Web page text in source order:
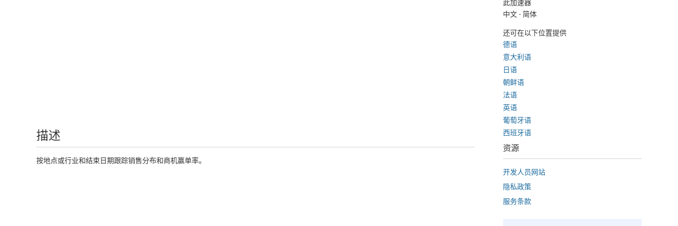
描述
按地点或行业和结束日期跟踪销售分布和商机赢单率。
此加速器
中文 - 简体
还可在以下位置提供
德语
意大利语
日语
朝鲜语
法语
英语
葡萄牙语
西班牙语
资源
开发人员网站
隐私政策
服务条款